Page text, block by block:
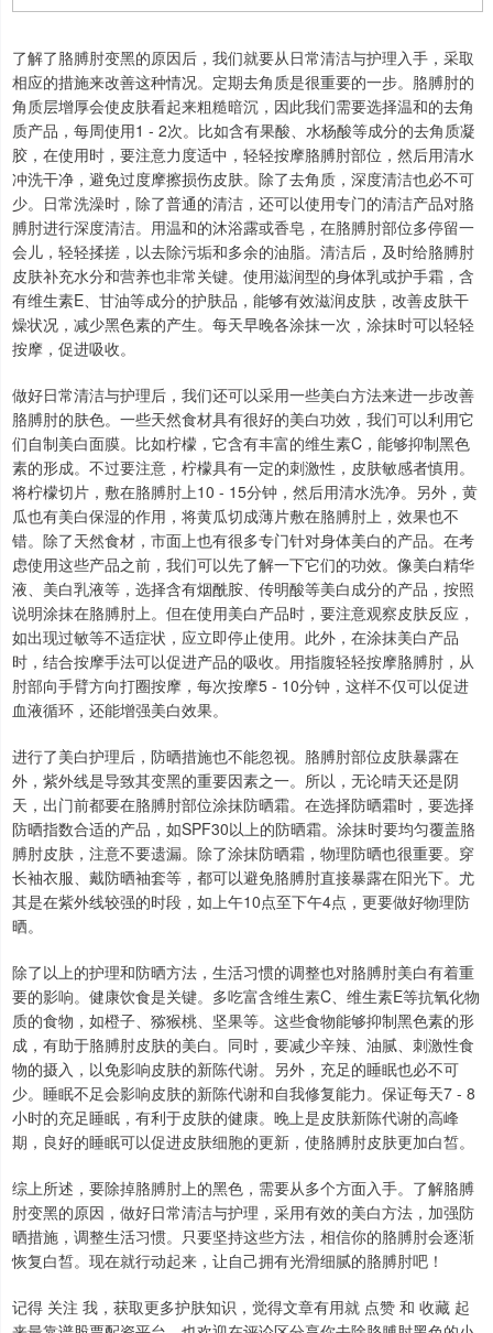
了解了胳膊肘变黑的原因后，我们就要从日常清洁与护理入手，采取
相应的措施来改善这种情况。定期去角质是很重要的一步。胳膊肘的
角质层增厚会使皮肤看起来粗糙暗沉，因此我们需要选择温和的去角
质产品，每周使用1 - 2次。比如含有果酸、水杨酸等成分的去角质凝
胶，在使用时，要注意力度适中，轻轻按摩胳膊肘部位，然后用清水
冲洗干净，避免过度摩擦损伤皮肤。除了去角质，深度清洁也必不可
少。日常洗澡时，除了普通的清洁，还可以使用专门的清洁产品对胳
膊肘进行深度清洁。用温和的沐浴露或香皂，在胳膊肘部位多停留一
会儿，轻轻揉搓，以去除污垢和多余的油脂。清洁后，及时给胳膊肘
皮肤补充水分和营养也非常关键。使用滋润型的身体乳或护手霜，含
有维生素E、甘油等成分的护肤品，能够有效滋润皮肤，改善皮肤干
燥状况，减少黑色素的产生。每天早晚各涂抹一次，涂抹时可以轻轻
按摩，促进吸收。
做好日常清洁与护理后，我们还可以采用一些美白方法来进一步改善
胳膊肘的肤色。一些天然食材具有很好的美白功效，我们可以利用它
们自制美白面膜。比如柠檬，它含有丰富的维生素C，能够抑制黑色
素的形成。不过要注意，柠檬具有一定的刺激性，皮肤敏感者慎用。
将柠檬切片，敷在胳膊肘上10 - 15分钟，然后用清水洗净。另外，黄
瓜也有美白保湿的作用，将黄瓜切成薄片敷在胳膊肘上，效果也不
错。除了天然食材，市面上也有很多专门针对身体美白的产品。在考
虑使用这些产品之前，我们可以先了解一下它们的功效。像美白精华
液、美白乳液等，选择含有烟酰胺、传明酸等美白成分的产品，按照
说明涂抹在胳膊肘上。但在使用美白产品时，要注意观察皮肤反应，
如出现过敏等不适症状，应立即停止使用。此外，在涂抹美白产品
时，结合按摩手法可以促进产品的吸收。用指腹轻轻按摩胳膊肘，从
肘部向手臂方向打圈按摩，每次按摩5 - 10分钟，这样不仅可以促进
血液循环，还能增强美白效果。
进行了美白护理后，防晒措施也不能忽视。胳膊肘部位皮肤暴露在
外，紫外线是导致其变黑的重要因素之一。所以，无论晴天还是阴
天，出门前都要在胳膊肘部位涂抹防晒霜。在选择防晒霜时，要选择
防晒指数合适的产品，如SPF30以上的防晒霜。涂抹时要均匀覆盖胳
膊肘皮肤，注意不要遗漏。除了涂抹防晒霜，物理防晒也很重要。穿
长袖衣服、戴防晒袖套等，都可以避免胳膊肘直接暴露在阳光下。尤
其是在紫外线较强的时段，如上午10点至下午4点，更要做好物理防
晒。
除了以上的护理和防晒方法，生活习惯的调整也对胳膊肘美白有着重
要的影响。健康饮食是关键。多吃富含维生素C、维生素E等抗氧化物
质的食物，如橙子、猕猴桃、坚果等。这些食物能够抑制黑色素的形
成，有助于胳膊肘皮肤的美白。同时，要减少辛辣、油腻、刺激性食
物的摄入，以免影响皮肤的新陈代谢。另外，充足的睡眠也必不可
少。睡眠不足会影响皮肤的新陈代谢和自我修复能力。保证每天7 - 8
小时的充足睡眠，有利于皮肤的健康。晚上是皮肤新陈代谢的高峰
期，良好的睡眠可以促进皮肤细胞的更新，使胳膊肘皮肤更加白皙。
综上所述，要除掉胳膊肘上的黑色，需要从多个方面入手。了解胳膊
肘变黑的原因，做好日常清洁与护理，采用有效的美白方法，加强防
晒措施，调整生活习惯。只要坚持这些方法，相信你的胳膊肘会逐渐
恢复白皙。现在就行动起来，让自己拥有光滑细腻的胳膊肘吧！
记得 关注 我，获取更多护肤知识，觉得文章有用就 点赞 和 收藏 起
上证综指 3940.04 +39.68 +1.02%
沪深300 4694.44 +43.13 +0.93%